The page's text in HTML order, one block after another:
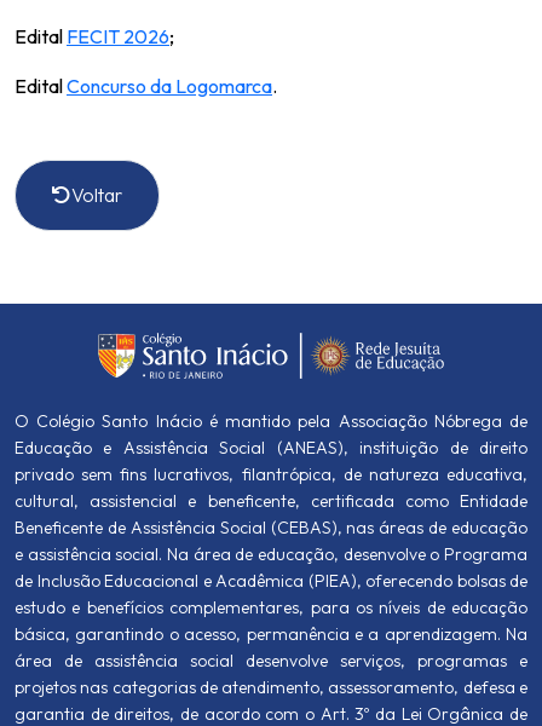
Edital FECIT 2026;
EditalConcurso da Logomarca.
Voltar
O Colégio Santo Inácio é mantido pela Associação Nóbrega de
Educação e Assistência Social (ANEAS), instituição de direito
privado sem fins lucrativos, filantrópica, de natureza educativa,
cultural, assistencial e beneficente, certificada como Entidade
Beneficente de Assistência Social (CEBAS), nas áreas de educação
e assistência social. Na área de educação, desenvolve o Programa
de Inclusão Educacional e Acadêmica (PIEA), oferecendo bolsas de
estudo e benefícios complementares, para os níveis de educação
básica, garantindo o acesso, permanência e a aprendizagem. Na
área de assistência social desenvolve serviços, programas e
projetos nas categorias de atendimento, assessoramento, defesa e
garantia de direitos, de acordo com o Art. 3º da Lei Orgânica de